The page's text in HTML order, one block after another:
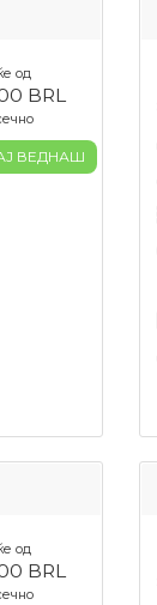
од
BRL
ВЕДНАШ
од
BRL